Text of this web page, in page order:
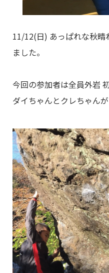
11/12(日) あっぱれな秋晴
ました。
今回の参加者は全員外岩
ダイちゃんとクレちゃん